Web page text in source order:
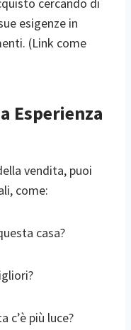
esigenze in
(Link come
Esperienza
vendita, puoi
come:
casa?
c’è più luce?